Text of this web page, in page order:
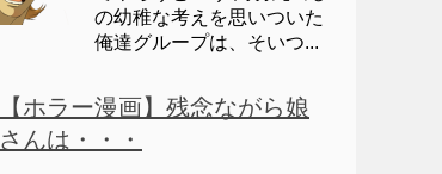
の幼稚な考えを思いついた
俺達グループは、そいつ...
【ホラー漫画】残念ながら娘
さんは・・・